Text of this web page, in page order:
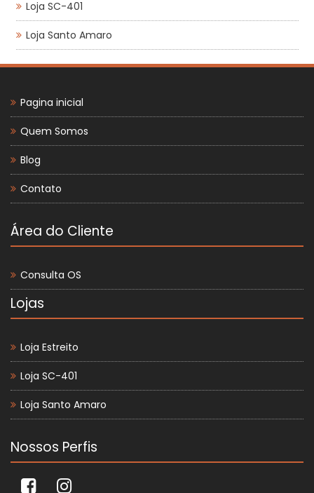
Loja SC-401
Loja Santo Amaro
Pagina inicial
Quem Somos
Blog
Contato
Área do Cliente
Consulta OS
Lojas
Loja Estreito
Loja SC-401
Loja Santo Amaro
Nossos Perfis